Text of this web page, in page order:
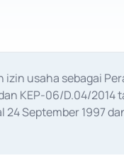
izin usaha sebagai
KEP-06/D.04/
24 September 1997